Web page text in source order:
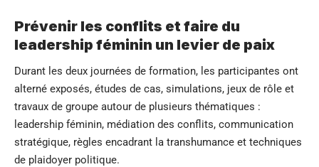
Prévenir les conflits et faire du
leadership féminin un levier de paix
Durant les deux journées de formation, les participantes ont
alterné exposés, études de cas, simulations, jeux de rôle et
travaux de groupe autour de plusieurs thématiques :
leadership féminin, médiation des conflits, communication
stratégique, règles encadrant la transhumance et techniques
de plaidoyer politique.